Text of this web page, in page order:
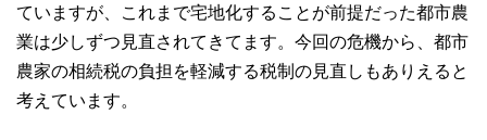
ていますが、これまで宅地化することが前提だった都市農
業は少しずつ見直されてきてます。今回の危機から、都市
農家の相続税の負担を軽減する税制の見直しもありえると
考えています。